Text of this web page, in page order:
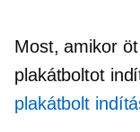
Most, amikor
plakátboltot
plakátbolt